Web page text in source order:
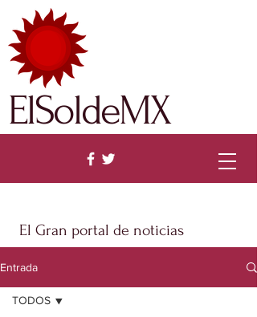
El Gran portal de noticias
ElSoldeMX
Entrada
TODOS